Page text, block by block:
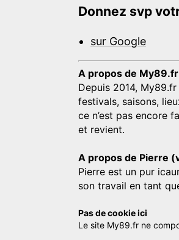
Donnez svp
sur Google
A propos de
Depuis 2014,
festivals, saisons,
ce n’est pas encore
et revient.
A propos de Pierre
Pierre est un pur
son travail en tant
Pas de cookie ici
Le site My89.fr ne